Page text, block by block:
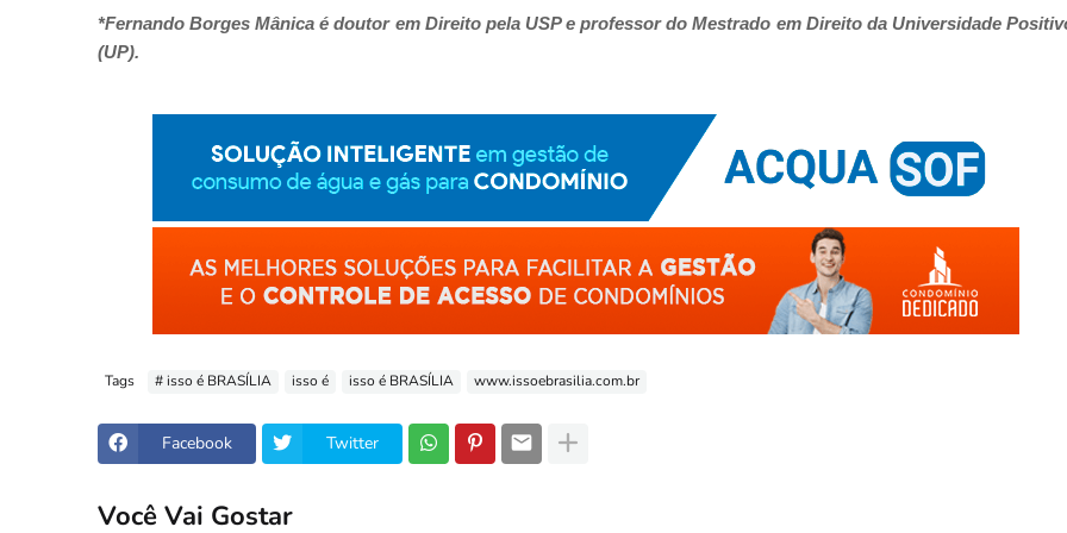
*Fernando Borges Mânica é doutor em Direito pela USP e professor do Mestrado em Direito da Universidade
(UP).
Tags # isso é BRASÍLIA isso é isso é BRASÍLIA www.issoebrasilia.com.br
Facebook Twitter
Você Vai Gostar